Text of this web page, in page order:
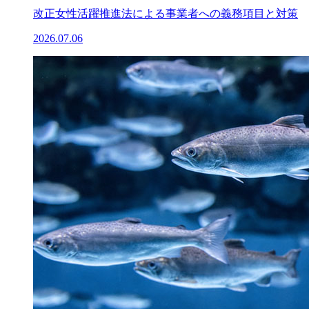
改正女性活躍推進法による事業者への義務項目と対策
2026.07.06